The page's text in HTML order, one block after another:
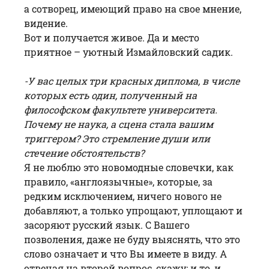
а сотворец, имеющий право на свое мнение,
видение.
Вот и получается живое. Да и место
приятное – уютный Измайловский садик.
-У вас целых три красных диплома, в числе
которых есть один, полученный на
философском факультете университета.
Почему не наука, а сцена стала вашим
триггером? Это стремление души или
стечение обстоятельств?
Я не люблю это новомодные словечки, как
правило, «англоязычные», которые, за
редким исключением, ничего нового не
добавляют, а только упрощают, уплощают и
засоряют русский язык. С Вашего
позволения, даже не буду выяснять, что это
слово означает и что Вы имеете в виду. А